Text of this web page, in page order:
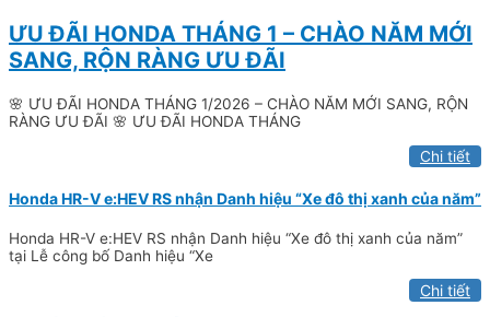
ƯU ĐÃI HONDA THÁNG 1 – CHÀO NĂM MỚI
SANG, RỘN RÀNG ƯU ĐÃI
🌸 ƯU ĐÃI HONDA THÁNG 1/2026 – CHÀO NĂM MỚI SANG, RỘN
RÀNG ƯU ĐÃI 🌸 ƯU ĐÃI HONDA THÁNG
Chi tiết
Honda HR-V e:HEV RS nhận Danh hiệu “Xe đô thị xanh của năm”
Honda HR-V e:HEV RS nhận Danh hiệu “Xe đô thị xanh của năm”
tại Lễ công bố Danh hiệu “Xe
Chi tiết